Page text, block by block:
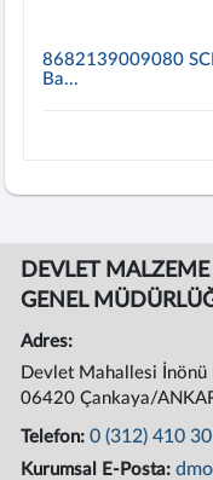
8682139009080
Ba...
DEVLET MALZEME
GENEL
Adres:
Devlet Mahallesi İnönü
06420 Çankaya/
Telefon:0 (312) 410
Kurumsal E-Posta: